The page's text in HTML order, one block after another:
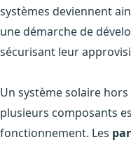
systèmes deviennent
une démarche de
sécurisant leur
Un système solaire
plusieurs composants
fonctionnement. Les